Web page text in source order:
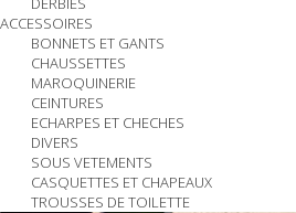
ACCESSOIRES
BONNETS ET GANTS
CHAUSSETTES
MAROQUINERIE
CEINTURES
ECHARPES ET CHECHES
DIVERS
SOUS VETEMENTS
CASQUETTES ET CHAPEAUX
TROUSSES DE TOILETTE